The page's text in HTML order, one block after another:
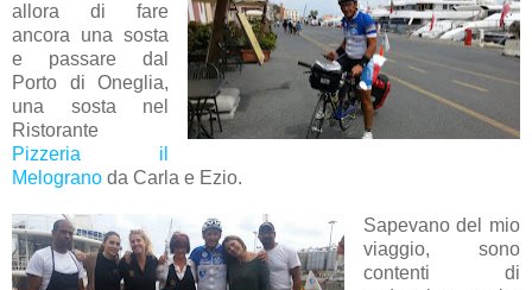
allora di fare
ancora una sosta
e passare dal
Porto di Oneglia,
una sosta nel
Ristorante
Pizzeria il
Melograno da Carla e Ezio.
Sapevano del mio
viaggio, sono
contenti di